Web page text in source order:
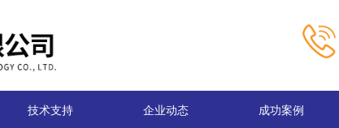
技术支持 企业动态 成功案例